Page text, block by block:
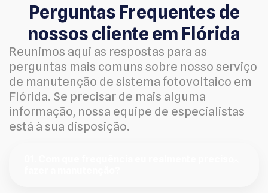
Perguntas Frequentes de
nossos cliente em Flórida
Reunimos aqui as respostas para as
perguntas mais comuns sobre nosso serviço
de manutenção de sistema fotovoltaico em
Flórida. Se precisar de mais alguma
informação, nossa equipe de especialistas
está à sua disposição.